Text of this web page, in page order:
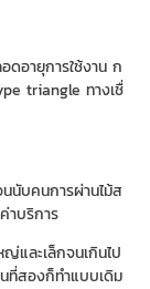
ดอายุการใช้งาน ก
triangle ทางเชื่
นับคนการผ่านไม้ส
าบริการ
และเล็กจนเกินไป
นที่สองก็ทำแบบเดิม